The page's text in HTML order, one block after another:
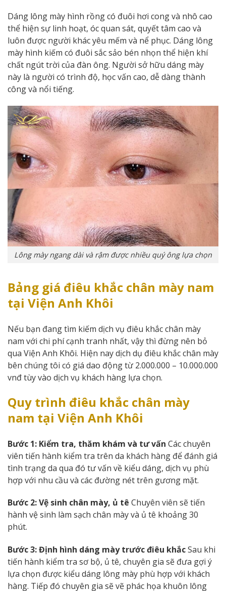
Dáng lông mày hình rồng có đuôi hơi cong và nhô cao
thể hiện sự linh hoạt, óc quan sát, quyết tâm cao và
luôn được người khác yêu mếm và nể phục. Dáng lông
mày hình kiếm có đuôi sắc sảo bén nhọn thể hiện khí
chất ngút trời của đàn ông. Người sở hữu dáng mày
này là người có trình độ, học vấn cao, dễ dàng thành
công và nổi tiếng.
Lông mày ngang dài và rậm được nhiều quý ông lựa chọn
Bảng giá điêu khắc chân mày nam
tại Viện Anh Khôi
Nếu bạn đang tìm kiếm dịch vụ điêu khắc chân mày
nam với chi phí cạnh tranh nhất, vậy thì đừng nên bỏ
qua Viện Anh Khôi. Hiện nay dịch dụ điêu khắc chân mày
bên chúng tôi có giá dao động từ 2.000.000 – 10.000.000
vnđ tùy vào dịch vụ khách hàng lựa chọn.
Quy trình điêu khắc chân mày
nam tại Viện Anh Khôi
Bước 1: Kiểm tra, thăm khám và tư vấn Các chuyên
viên tiến hành kiểm tra trên da khách hàng để đánh giá
tình trạng da qua đó tư vấn về kiểu dáng, dịch vụ phù
hợp với nhu cầu và các đường nét trên gương mặt.
Bước 2: Vệ sinh chân mày, ủ tê Chuyên viên sẽ tiến
hành vệ sinh làm sạch chân mày và ủ tê khoảng 30
phút.
Bước 3: Định hình dáng mày trước điêu khắcSau khi
tiến hành kiểm tra sơ bộ, ủ tê, chuyên gia sẽ đưa gợi ý
lựa chọn được kiểu dáng lông mày phù hợp với khách
hàng. Tiếp đó chuyên gia sẽ vẽ phác họa khuôn lông